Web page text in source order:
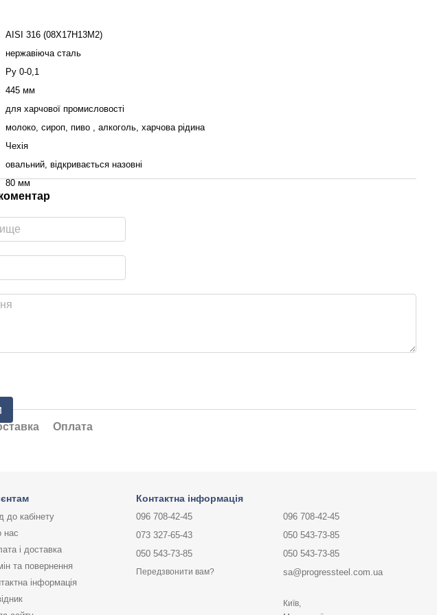
AISI 316 (08Х17Н13М2)
нержавіюча сталь
Ру 0-0,1
445 мм
для харчової промисловості
молоко, сироп, пиво , алкоголь, харчова рідина
Чехія
овальний, відкривається назовні
80 мм
Оплата
до кабінету
нас
і доставка
та повернення
інформація
Контактна інформація
096 708-42-45
073 327-65-43
050 543-73-85
Передзвонити вам?
096 708-42-45
050 543-73-85
050 543-73-85
sa@progressteel.com.ua
Київ,